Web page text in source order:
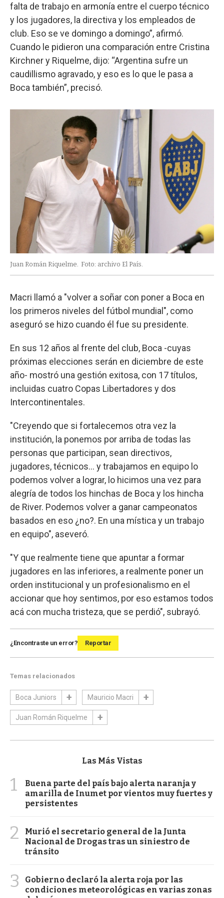
falta de trabajo en armonía entre el cuerpo técnico
y los jugadores, la directiva y los empleados de
club. Eso se ve domingo a domingo”, afirmó.
Cuando le pidieron una comparación entre Cristina
Kirchner y Riquelme, dijo: “Argentina sufre un
caudillismo agravado, y eso es lo que le pasa a
Boca también”, precisó.
Juan Román Riquelme. Foto: archivo El País.
Macri llamó a "volver a soñar con poner a Boca en
los primeros niveles del fútbol mundial", como
aseguró se hizo cuando él fue su presidente.
En sus 12 años al frente del club, Boca -cuyas
próximas elecciones serán en diciembre de este
año- mostró una gestión exitosa, con 17 títulos,
incluidas cuatro Copas Libertadores y dos
Intercontinentales.
"Creyendo que si fortalecemos otra vez la
institución, la ponemos por arriba de todas las
personas que participan, sean directivos,
jugadores, técnicos... y trabajamos en equipo lo
podemos volver a lograr, lo hicimos una vez para
alegría de todos los hinchas de Boca y los hincha
de River. Podemos volver a ganar campeonatos
basados en eso ¿no?. En una mística y un trabajo
en equipo", aseveró.
"Y que realmente tiene que apuntar a formar
jugadores en las inferiores, a realmente poner un
orden institucional y un profesionalismo en el
accionar que hoy sentimos, por eso estamos todos
acá con mucha tristeza, que se perdió", subrayó.
¿Encontraste un error? Reportar
Temas relacionados
Boca Juniors Mauricio Macri
Juan Román Riquelme
Las Más Vistas
1
Buena parte del país bajo alerta naranja y
amarilla de Inumet por vientos muy fuertes y
persistentes
2
Murió el secretario general de la Junta
Nacional de Drogas tras un siniestro de
tránsito
3
Gobierno declaró la alerta roja por las
condiciones meteorológicas en varias zonas